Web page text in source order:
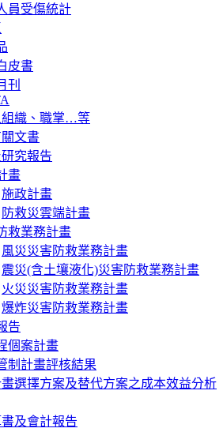
員受傷統計
皮書
刊
組織、職掌…等
文書
究報告
畫
施政計畫
防救災雲端計畫
救業務計畫
風災災害防救業務計畫
震災(含土壤液化)災害防救業務計畫
火災災害防救業務計畫
爆炸災害防救業務計畫
告
個案計畫
制計畫評核結果
選擇方案及替代方案之成本效益分析
及會計報告